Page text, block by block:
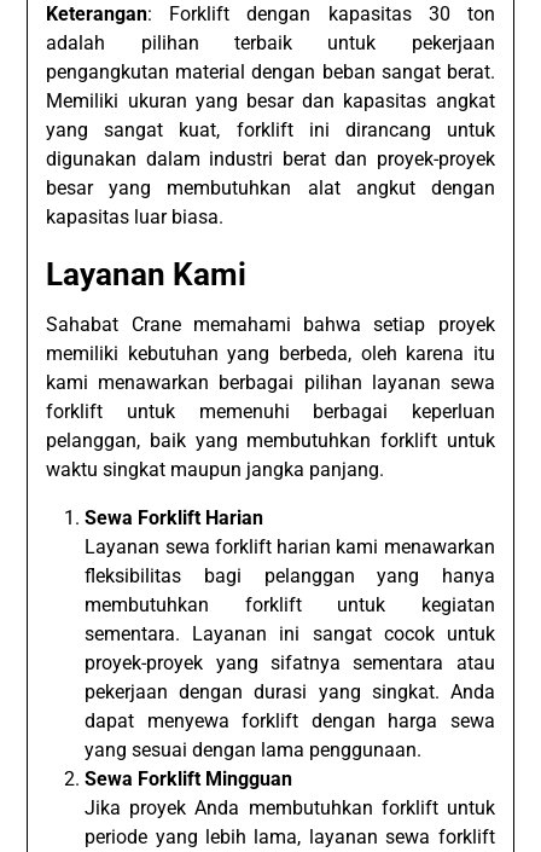
Keterangan: Forklift dengan kapasitas 30 ton
adalah pilihan terbaik untuk pekerjaan
pengangkutan material dengan beban sangat berat.
Memiliki ukuran yang besar dan kapasitas angkat
yang sangat kuat, forklift ini dirancang untuk
digunakan dalam industri berat dan proyek-proyek
besar yang membutuhkan alat angkut dengan
kapasitas luar biasa.
Layanan Kami
Sahabat Crane memahami bahwa setiap proyek
memiliki kebutuhan yang berbeda, oleh karena itu
kami menawarkan berbagai pilihan layanan sewa
forklift untuk memenuhi berbagai keperluan
pelanggan, baik yang membutuhkan forklift untuk
waktu singkat maupun jangka panjang.
Sewa Forklift Harian
Layanan sewa forklift harian kami menawarkan
fleksibilitas bagi pelanggan yang hanya
membutuhkan forklift untuk kegiatan
sementara. Layanan ini sangat cocok untuk
proyek-proyek yang sifatnya sementara atau
pekerjaan dengan durasi yang singkat. Anda
dapat menyewa forklift dengan harga sewa
yang sesuai dengan lama penggunaan.
Sewa Forklift Mingguan
Jika proyek Anda membutuhkan forklift untuk
periode yang lebih lama, layanan sewa forklift